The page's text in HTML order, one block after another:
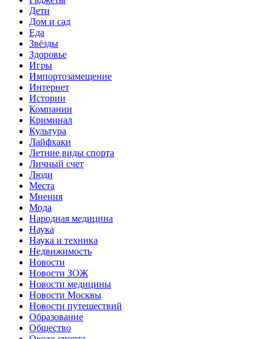
Дети
Дом и сад
Еда
Звёзды
Здоровье
Игры
Импортозамещение
Интернет
Истории
Компании
Криминал
Культура
Лайфхаки
Летние виды спорта
Личный счет
Люди
Места
Мнения
Мода
Народная медицина
Наука
Наука и техника
Недвижимость
Новости
Новости ЗОЖ
Новости медицины
Новости Москвы
Новости путешествий
Образование
Общество